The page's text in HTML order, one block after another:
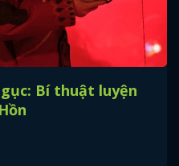
Bí thuật luyện